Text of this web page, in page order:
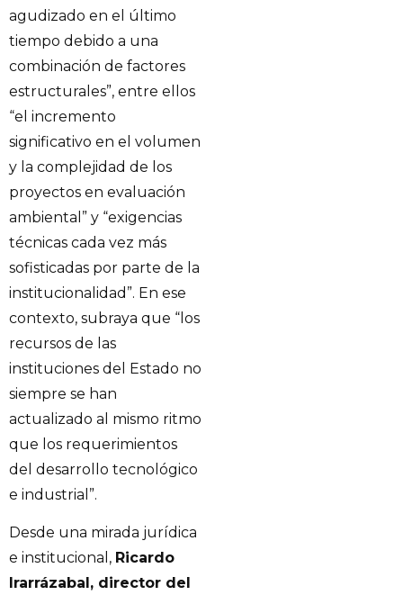
agudizado en el último
tiempo debido a una
combinación de factores
estructurales”, entre ellos
“el incremento
significativo en el volumen
y la complejidad de los
proyectos en evaluación
ambiental” y “exigencias
técnicas cada vez más
sofisticadas por parte de la
institucionalidad”. En ese
contexto, subraya que “los
recursos de las
instituciones del Estado no
siempre se han
actualizado al mismo ritmo
que los requerimientos
del desarrollo tecnológico
e industrial”.
Desde una mirada jurídica
e institucional, Ricardo
Irarrázabal, director del